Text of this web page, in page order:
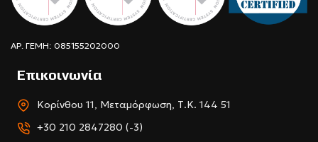
ΑΡ. ΓΕΜΗ: 085155202000
Επικοινωνία
Κορίνθου 11, Μεταμόρφωση, Τ.Κ. 144 51
+30 210 2847280 (-3)